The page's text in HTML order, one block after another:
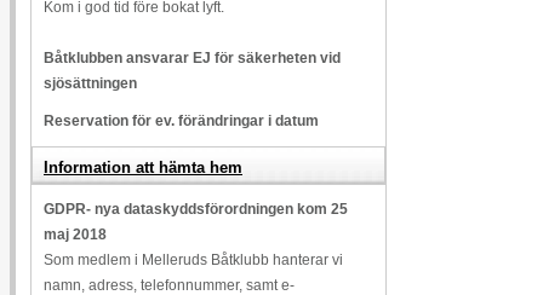
Kom i god tid före bokat lyft.
Båtklubben ansvarar EJ för säkerheten vid
sjösättningen
Reservation för ev. förändringar i datum
Information att hämta hem
GDPR- nya dataskyddsförordningen kom 25
maj 2018
Som medlem i Melleruds Båtklubb hanterar vi
namn, adress, telefonnummer, samt e-